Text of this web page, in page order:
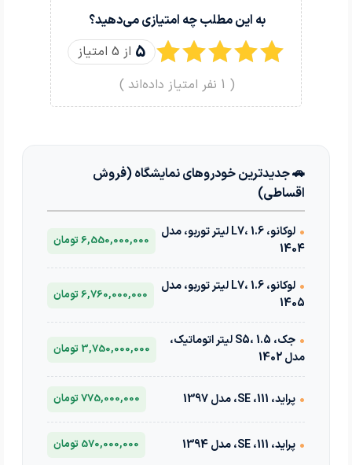
به این مطلب چه امتیازی می‌دهید؟
5 از 5 امتیاز
(
1 نفر امتیاز داده‌اند )
🚗 جدیدترین خودروهای نمایشگاه (فروش
اقساطی)
•
لوکانو، L7، 1.6 لیتر توربو، مدل
1404
6,550,000,000 تومان
•
لوکانو، L7، 1.6 لیتر توربو، مدل
1405
6,760,000,000 تومان
•
جک، S5، 1.5 لیتر اتوماتیک،
مدل 1402
3,750,000,000 تومان
• پراید، 111، SE، مدل 1397 775,000,000 تومان
• پراید، 111، SE، مدل 1394 570,000,000 تومان